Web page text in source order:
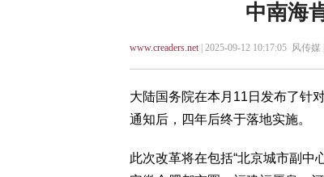
中南海
www.creaders.net| 2025-09-12 10:17:05 风传媒 |
大陆国务院在本月11日发布了针
通知后，四年后终于落地实施。
此次改革将在包括“北京城市副中